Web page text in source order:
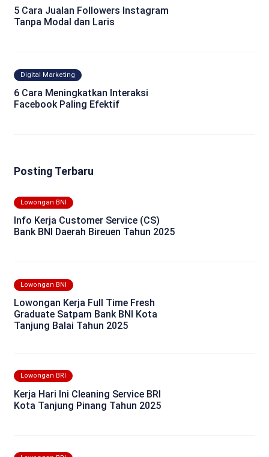
5 Cara Jualan Followers Instagram
Tanpa Modal dan Laris
Digital Marketing
6 Cara Meningkatkan Interaksi
Facebook Paling Efektif
Posting Terbaru
Lowongan BNI
Info Kerja Customer Service (CS)
Bank BNI Daerah Bireuen Tahun 2025
Lowongan BNI
Lowongan Kerja Full Time Fresh
Graduate Satpam Bank BNI Kota
Tanjung Balai Tahun 2025
Lowongan BRI
Kerja Hari Ini Cleaning Service BRI
Kota Tanjung Pinang Tahun 2025